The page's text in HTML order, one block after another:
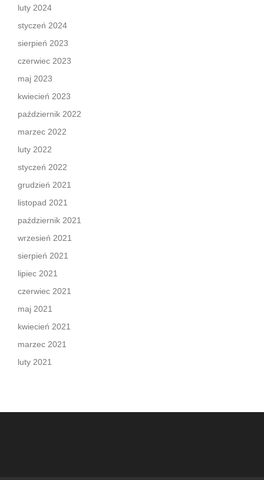
luty 2024
styczeń 2024
sierpień 2023
czerwiec 2023
maj 2023
kwiecień 2023
październik 2022
marzec 2022
luty 2022
styczeń 2022
grudzień 2021
listopad 2021
październik 2021
wrzesień 2021
sierpień 2021
lipiec 2021
czerwiec 2021
maj 2021
kwiecień 2021
marzec 2021
luty 2021